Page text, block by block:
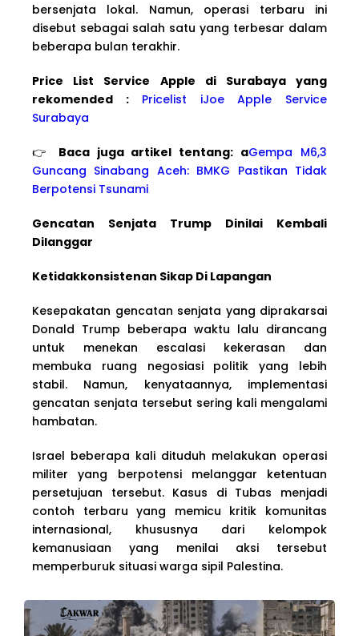
bersenjata lokal. Namun, operasi terbaru ini
disebut sebagai salah satu yang terbesar dalam
beberapa bulan terakhir.
Price List Service Apple di Surabaya yang
rekomended :
Pricelist iJoe Apple Service
Surabaya
👉 Baca juga artikel tentang: aGempa M6,3
Guncang Sinabang Aceh: BMKG Pastikan Tidak
Berpotensi Tsunami
Gencatan Senjata Trump Dinilai Kembali
Dilanggar
Ketidakkonsistenan Sikap Di Lapangan
Kesepakatan gencatan senjata yang diprakarsai
Donald Trump beberapa waktu lalu dirancang
untuk menekan escalasi kekerasan dan
membuka ruang negosiasi politik yang lebih
stabil. Namun, kenyataannya, implementasi
gencatan senjata tersebut sering kali mengalami
hambatan.
Israel beberapa kali dituduh melakukan operasi
militer yang berpotensi melanggar ketentuan
persetujuan tersebut. Kasus di Tubas menjadi
contoh terbaru yang memicu kritik komunitas
internasional, khususnya dari kelompok
kemanusiaan yang menilai aksi tersebut
memperburuk situasi warga sipil Palestina.